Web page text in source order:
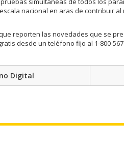
nacional en aras de contribuir
reporten las novedades que se
desde un teléfono fijo al 1-800-
Digital